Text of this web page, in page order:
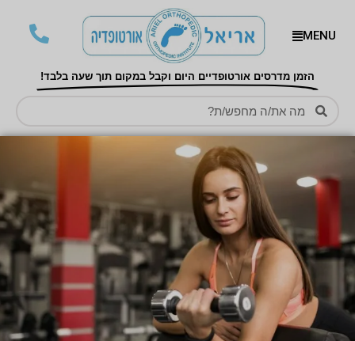
MENU
הזמן מדרסים אורטופדיים היום וקבל במקום תוך שעה בלבד!